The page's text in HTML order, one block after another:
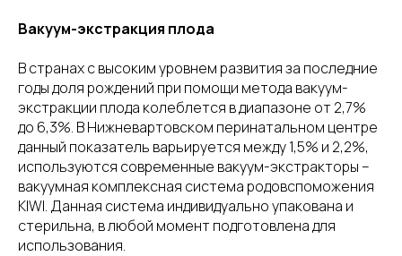
Вакуум-экстракция плода
В странах с высоким уровнем развития за последние
годы доля рождений при помощи метода вакуум-
экстракции плода колеблется в диапазоне от 2,7%
до 6,3%. В Нижневартовском перинатальном центре
данный показатель варьируется между 1,5% и 2,2%,
используются современные вакуум-экстракторы –
вакуумная комплексная система родовспоможения
KIWI. Данная система индивидуально упакована и
стерильна, в любой момент подготовлена для
использования.